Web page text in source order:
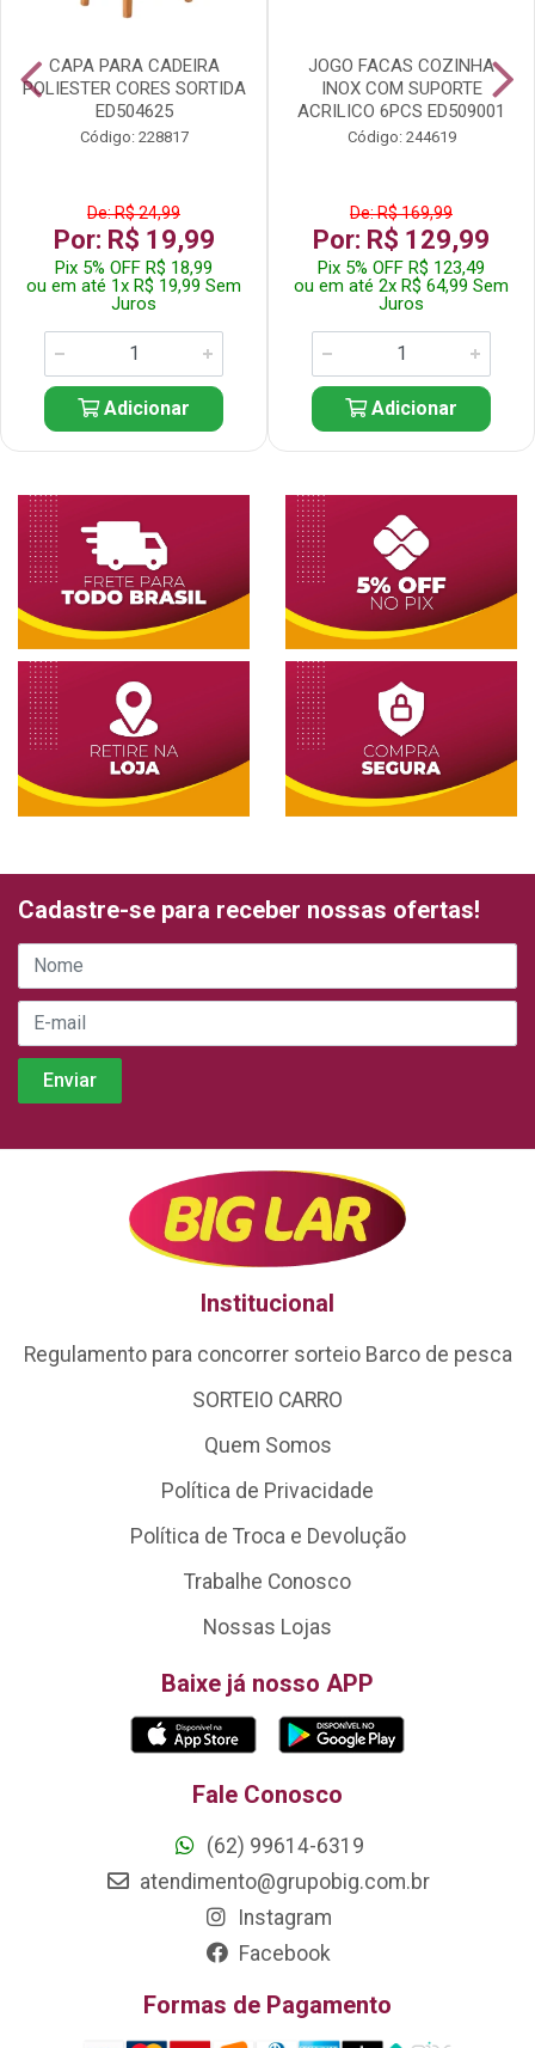
CAPA PARA CADEIRA
POLIESTER CORES SORTIDA
ED504625
Código: 228817
De: R$ 24,99
Por: R$ 19,99
Pix 5% OFF R$ 18,99
ou em até 1x R$ 19,99 Sem
Juros
Adicionar
JOGO FACAS COZINHA
INOX COM SUPORTE
ACRILICO 6PCS ED509001
Código: 244619
De: R$ 169,99
Por: R$ 129,99
Pix 5% OFF R$ 123,49
ou em até 2x R$ 64,99 Sem
Juros
Adicionar
Cadastre-se para receber nossas ofertas!
Institucional
Regulamento para concorrer sorteio Barco de pesca
SORTEIO CARRO
Quem Somos
Política de Privacidade
Política de Troca e Devolução
Trabalhe Conosco
Nossas Lojas
Baixe já nosso APP
Fale Conosco
(62) 99614-6319
atendimento@grupobig.com.br
Instagram
Facebook
Formas de Pagamento